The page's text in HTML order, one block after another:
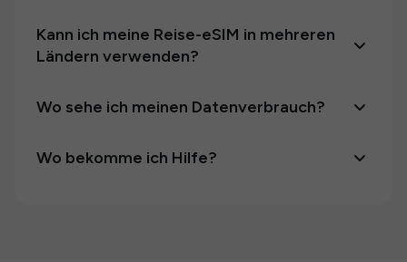
Kann ich meine Reise-eSIM in mehreren
Ländern verwenden?
Wo sehe ich meinen Datenverbrauch?
Wo bekomme ich Hilfe?